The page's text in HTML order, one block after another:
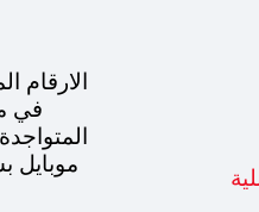
الارقام
في
موبايل